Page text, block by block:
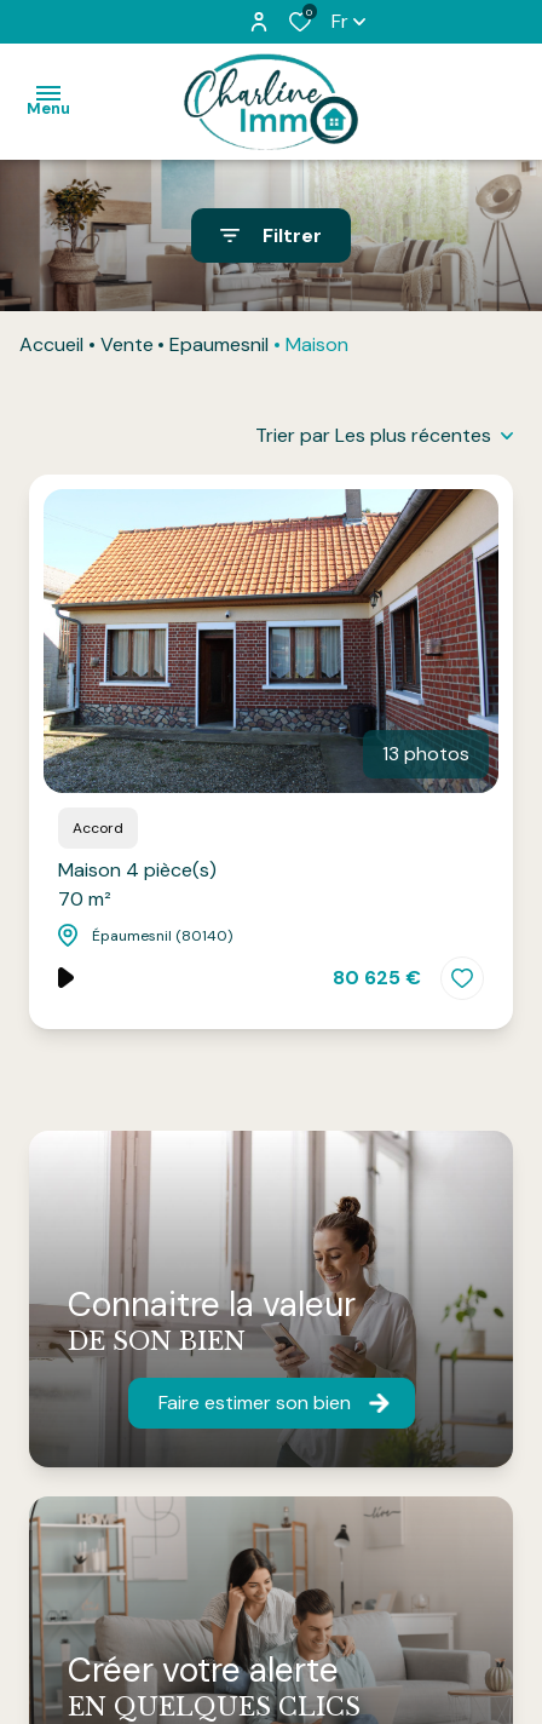
0 Fr
Menu
Accueil
Acheter
Honoraires
Contact
Filtrer
Accueil Vente Epaumesnil Maison
Trier par Les plus récentes
13 photos
Accord
Maison 4 pièce(s)
70 m²
Épaumesnil (80140)
80 625 €
Connaitre la valeur
DE SON BIEN
Faire estimer son bien
Créer votre alerte
EN QUELQUES CLICS